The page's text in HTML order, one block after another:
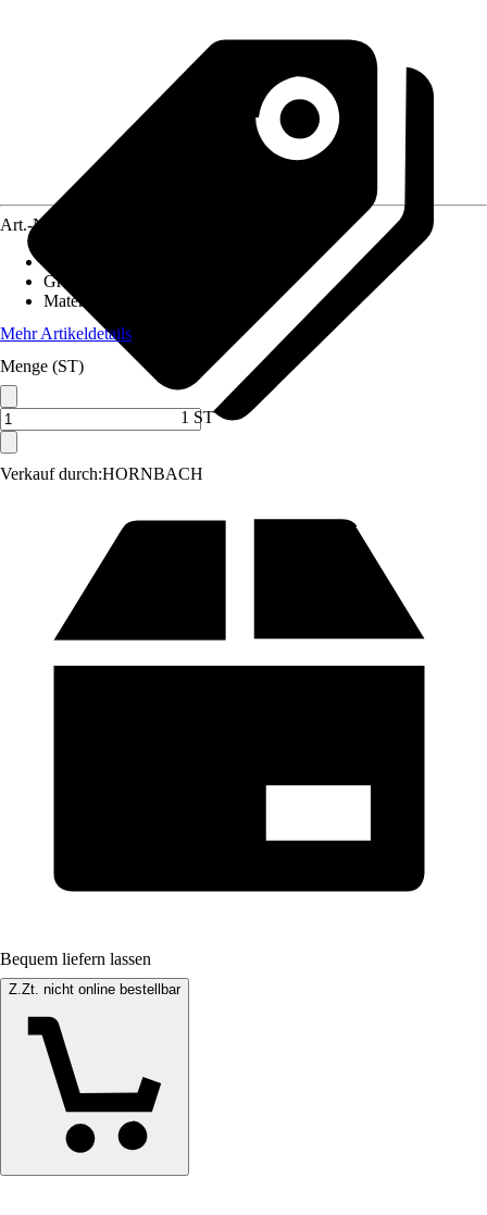
Verkauf durch:HORNBACH
Art.-Nr.
Grundfarbe
Material
Mehr Artikeldetails
Menge (ST)
1 ST
Bequem liefern lassen
Z.Zt. nicht online bestellbar